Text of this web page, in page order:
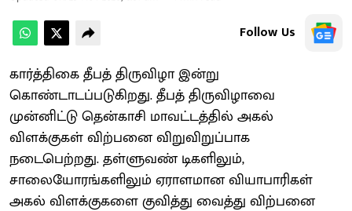
Follow Us
கார்த்திகை தீபத் திருவிழா இன்று
கொண்டாடப்படுகிறது. தீபத் திருவிழாவை
முன்னிட்டு தென்காசி மாவட்டத்தில் அகல்
விளக்குகள் விற்பனை விறுவிறுப்பாக
நடைபெற்றது. தள்ளுவண் டிகளிலும்,
சாலையோரங்களிலும் ஏராளமான வியாபாரிகள்
அகல் விளக்குகளை குவித்து வைத்து விற்பனை